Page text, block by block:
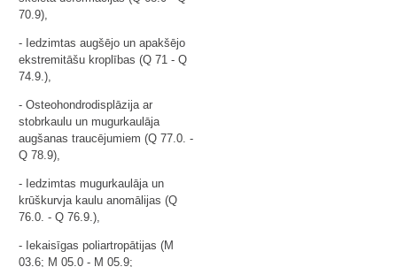
70.9),
- Iedzimtas augšējo un apakšējo
ekstremitāšu kroplības (Q 71 - Q
74.9.),
- Osteohondrodisplāzija ar
stobrkaulu un mugurkaulāja
augšanas traucējumiem (Q 77.0. -
Q 78.9),
- Iedzimtas mugurkaulāja un
krūškurvja kaulu anomālijas (Q
76.0. - Q 76.9.),
- Iekaisīgas poliartropātijas (M
03.6; M 05.0 - M 05.9;